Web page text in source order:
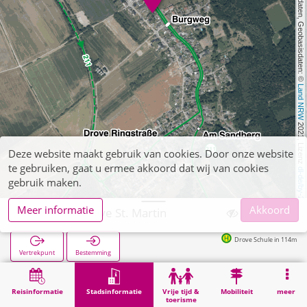
, Kartendaten, Geobasisdaten: ©
Land NRW
2021, Lizenz
dl-de/by-2-0
Reisinformatie Stadsinformatie
Vrije tijd &
toerisme
Mobiliteit meer
Kreuzau, Drove St. Martin
Vertrekpunt Bestemming
Drove Schule in 114m
Stadsinformatie Kreuzau, Drove St. Martin
Deze website maakt gebruik van cookies. Door onze website
te gebruiken, gaat u ermee akkoord dat wij van cookies
gebruik maken.
Meer informatie
Akkoord